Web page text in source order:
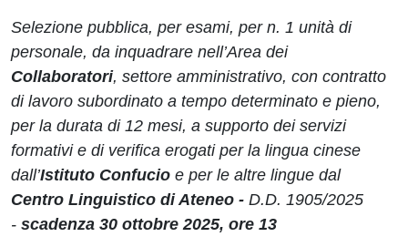
Selezione pubblica, per esami, per n. 1 unità di
personale, da inquadrare nell’Area dei
Collaboratori, settore amministrativo, con contratto
di lavoro subordinato a tempo determinato e pieno,
per la durata di 12 mesi, a supporto dei servizi
formativi e di verifica erogati per la lingua cinese
dall’Istituto Confucio e per le altre lingue dal
Centro Linguistico di Ateneo - D.D. 1905/2025
- scadenza 30 ottobre 2025, ore 13